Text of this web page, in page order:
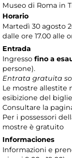
Museo di Roma in
Horario
Martedì 30 agosto
dalle ore 17.00 alle
Entrada
Ingresso fino a
persone).
Entrata gratuita
Le mostre allestite
esibizione del
Consultare la
Per i possessori
mostre è gratuito
Informaciones
Informazioni e